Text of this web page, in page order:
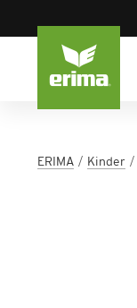
ERIMA Kinder